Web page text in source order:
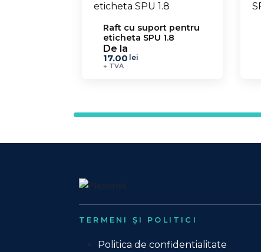
Raft cu suport pentru
eticheta SPU 1.8
De la
17.00 lei
+ TVA
TERMENI ȘI POLITICI
Politica de confidentialitate